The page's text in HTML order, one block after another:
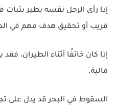
إذا رأى الرجل نفسه يطير بثبات
قريب أو تحقيق هدف مهم في
إذا كان خائفًا أثناء الطيران،
مالية.
السقوط في البحر قد يدل على